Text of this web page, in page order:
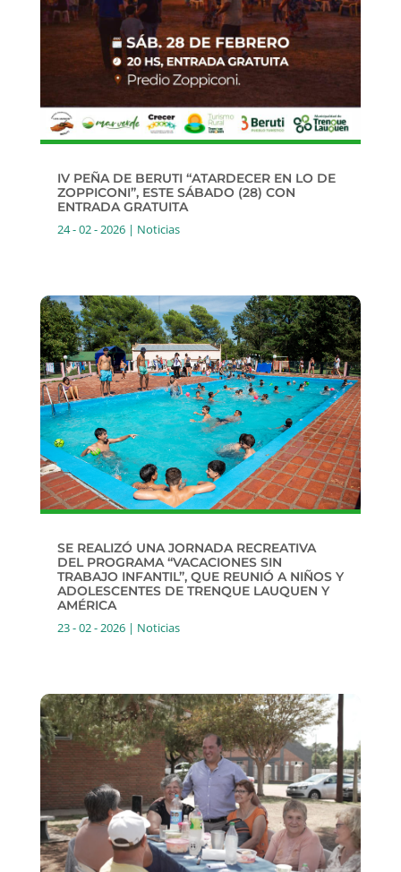
IV PEÑA DE BERUTI “ATARDECER EN LO DE
ZOPPICONI”, ESTE SÁBADO (28) CON
ENTRADA GRATUITA
24 - 02 - 2026| Noticias
SE REALIZÓ UNA JORNADA RECREATIVA
DEL PROGRAMA “VACACIONES SIN
TRABAJO INFANTIL”, QUE REUNIÓ A NIÑOS Y
ADOLESCENTES DE TRENQUE LAUQUEN Y
AMÉRICA
23 - 02 - 2026| Noticias